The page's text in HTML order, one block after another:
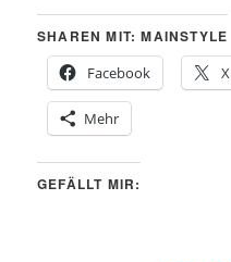
SHAREN MIT: MAINSTYLE
Facebook
X
Mehr
GEFÄLLT MIR: